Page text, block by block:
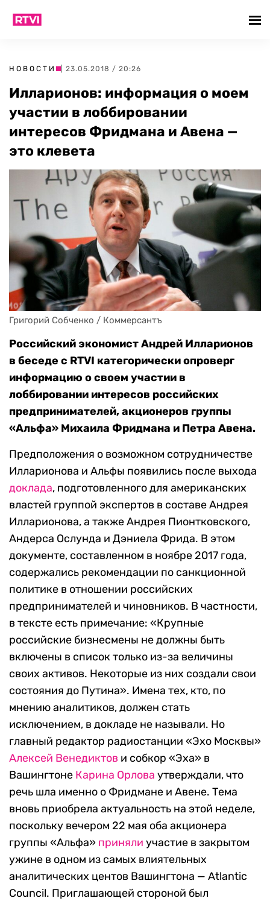
НОВОСТИ | 23.05.2018 / 20:26
Илларионов: информация о моем
участии в лоббировании
интересов Фридмана и Авена —
это клевета
Григорий Собченко / Коммерсантъ
Российский экономист Андрей Илларионов
в беседе с RTVI категорически опроверг
информацию о своем участии в
лоббировании интересов российских
предпринимателей, акционеров группы
«Альфа» Михаила Фридмана и Петра Авена.
Предположения о возможном сотрудничестве
Илларионова и Альфы появились после выхода
доклада, подготовленного для американских
властей группой экспертов в составе Андрея
Илларионова, а также Андрея Пионтковского,
Андерса Ослунда и Дэниела Фрида. В этом
документе, составленном в ноябре 2017 года,
содержались рекомендации по санкционной
политике в отношении российских
предпринимателей и чиновников. В частности,
в тексте есть примечание: «Крупные
российские бизнесмены не должны быть
включены в список только из-за величины
своих активов. Некоторые из них создали свои
состояния до Путина». Имена тех, кто, по
мнению аналитиков, должен стать
исключением, в докладе не называли. Но
главный редактор радиостанции «Эхо Москвы»
Алексей Венедиктов и собкор «Эха» в
Вашингтоне Карина Орлова утверждали, что
речь шла именно о Фридмане и Авене. Тема
вновь приобрела актуальность на этой неделе,
поскольку вечером 22 мая оба акционера
группы «Альфа» приняли участие в закрытом
ужине в одном из самых влиятельных
аналитических центов Вашингтона — Atlantic
Council. Приглашающей стороной был